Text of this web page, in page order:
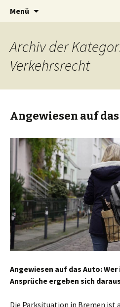
BREMENIZE
Menü
Archiv der
Verkehrsrecht
Angewiesen auf
Angewiesen auf das Auto:
Ansprüche ergeben sich
Die Parksituation in Bremen ist